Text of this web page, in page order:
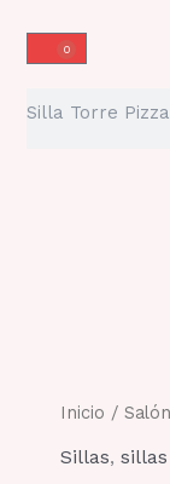
0
Carrito
Inicio / Salón
Sillas,
Silla
Pizza